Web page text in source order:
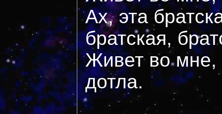
Ах, эта
братская,
Живет во мне,
дотла.